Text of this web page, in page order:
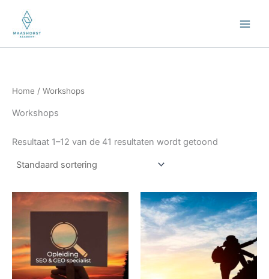
inhoud
Home / Workshops
Workshops
Resultaat 1–12 van de 41 resultaten wordt getoond